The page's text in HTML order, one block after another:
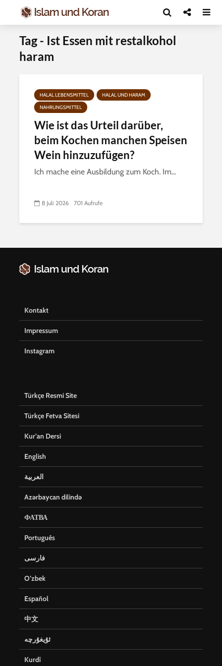
Tag - Ist Essen mit restalkohol
haram
HALAL LEBENSMITTEL
HALAL UND HARAM
NAHRUNGSMITTEL
Wie ist das Urteil darüber,
beim Kochen manchen Speisen
Wein hinzuzufügen?
Ich mache eine Ausbildung zum Koch. Im...
8 Juli 2026 701 Aufrufe
Kontakt
Impressum
Instagram
Türkçe Resmi Site
Türkçe Fetva Sitesi
Kur’an Dersi
English
العربية
Azərbaycan dilində
ФАТВА
Português
فارسی
O’zbek
Español
中文
ئۇيغۇرچە
Kurdî